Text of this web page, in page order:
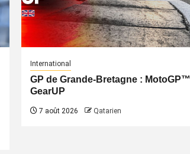
International
GP de Grande-Bretagne : MotoGP™
GearUP
7 août 2026 Qatarien